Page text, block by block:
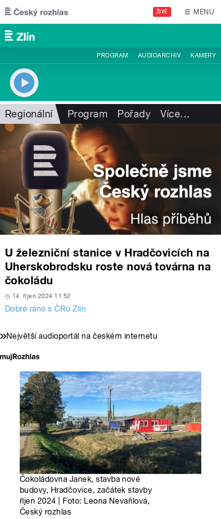
Přejít k hlavnímu obsahu
ŽIVĚ MENU
PROGRAM AUDIOARCHIV KAMERY
Regionální Program Pořady Více…
U železniční stanice v Hradčovicích na
Uherskobrodsku roste nová továrna na
čokoládu
14. říjen 2024 11:52
Dobré ráno s ČRo Zlín
Největší audioportál na českém internetu
Čokoládovna Janek, stavba nové
budovy, Hradčovice, začátek stavby
říjen 2024 | Foto: Leona Nevařilová,
Český rozhlas